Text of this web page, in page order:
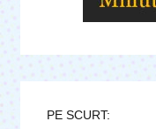
PE SCURT: